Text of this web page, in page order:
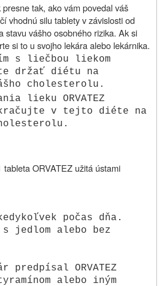
tak, ako vám povedal váš
vhodnú silu tablety v závislosti od
stavu vášho osobného rizika. Ak si
si to u svojho lekára alebo lekárnika.
s liečbou liekom
držať diétu na
cholesterolu.
lieku ORVATEZ
v tejto diéte na
ORVATEZ užitá ústami
počas dňa.
jedlom alebo bez
predpísal ORVATEZ
alebo iným